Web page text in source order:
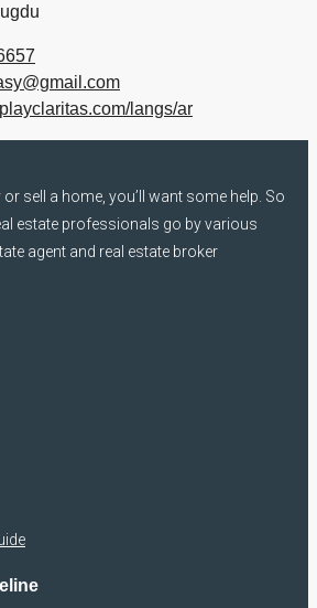
langs/ar
sell a home, you’ll want some help. So
estate professionals go by various
agent and real estate broker